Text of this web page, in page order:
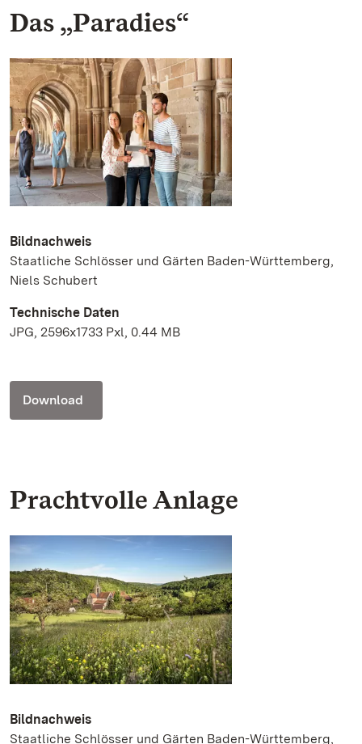
Das „Paradies“
Bildnachweis
Staatliche Schlösser und Gärten Baden-Württemberg,
Niels Schubert
Technische Daten
JPG, 2596x1733 Pxl, 0.44 MB
Download
Prachtvolle Anlage
Bildnachweis
Staatliche Schlösser und Gärten Baden-Württemberg,